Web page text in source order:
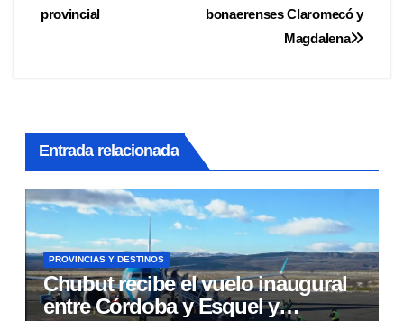
entradas
bonaerenses Claromecó y
Magdalena
provincial
Entrada relacionada
PROVINCIAS Y DESTINOS
Chubut recibe el vuelo inaugural
entre Córdoba y Esquel y